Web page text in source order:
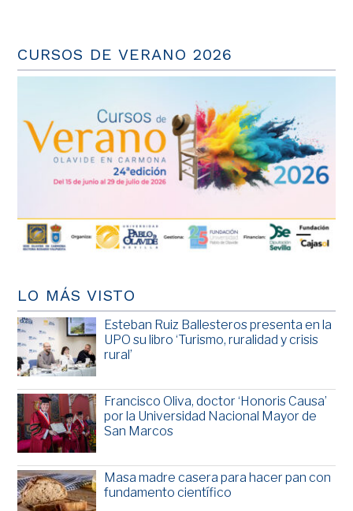
CURSOS DE VERANO 2026
LO MÁS VISTO
Esteban Ruiz Ballesteros presenta en la
UPO su libro ‘Turismo, ruralidad y crisis
rural’
Francisco Oliva, doctor ‘Honoris Causa’
por la Universidad Nacional Mayor de
San Marcos
Masa madre casera para hacer pan con
fundamento científico